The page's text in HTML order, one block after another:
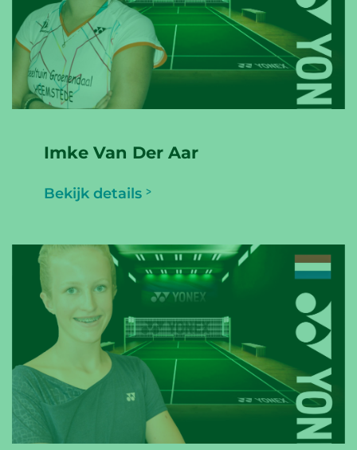
Imke Van Der Aar
Bekijk details